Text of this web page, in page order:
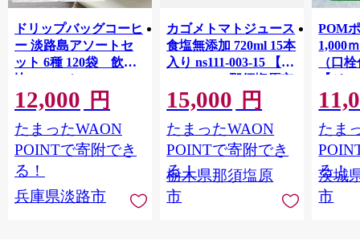
ドリップバッグコーヒ
ー 淡路島アソートセ
ット 6種 120袋 飲み
比べ コーヒー
12,000 円
たまったWAON
POINTで寄附でき
る！
兵庫県淡路市
カゴメトマトジュース
食塩無添加 720ml 15本
入り ns111-003-15 【
KAGOME 那須塩原市
ギフト トマト 野菜 ジ
ュース 飲料 ドリンク
健康 GABA 血圧 コレ
ステロール】
15,000 円
たまったWAON
POINTで寄附でき
る！
栃木県那須塩原
市
POM
1,000
（口
【ジ
Ｍ 爽
ジ 果
ンス
ンド
庫 ド
入れし
アタイ
たま
る！
茨城
市